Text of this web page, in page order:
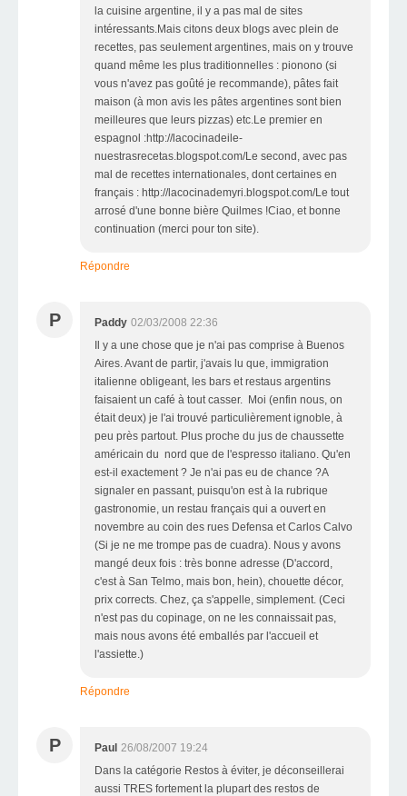
la cuisine argentine, il y a pas mal de sites
intéressants.Mais citons deux blogs avec plein de
recettes, pas seulement argentines, mais on y trouve
quand même les plus traditionnelles : pionono (si
vous n'avez pas goûté je recommande), pâtes fait
maison (à mon avis les pâtes argentines sont bien
meilleures que leurs pizzas) etc.Le premier en
espagnol :http://lacocinadeile-
nuestrasrecetas.blogspot.com/Le second, avec pas
mal de recettes internationales, dont certaines en
français : http://lacocinademyri.blogspot.com/Le tout
arrosé d'une bonne bière Quilmes !Ciao, et bonne
continuation (merci pour ton site).
Répondre
P Paddy 02/03/2008 22:36
Il y a une chose que je n'ai pas comprise à Buenos
Aires. Avant de partir, j'avais lu que, immigration
italienne obligeant, les bars et restaus argentins
faisaient un café à tout casser. Moi (enfin nous, on
était deux) je l'ai trouvé particulièrement ignoble, à
peu près partout. Plus proche du jus de chaussette
américain du nord que de l'espresso italiano. Qu'en
est-il exactement ? Je n'ai pas eu de chance ?A
signaler en passant, puisqu'on est à la rubrique
gastronomie, un restau français qui a ouvert en
novembre au coin des rues Defensa et Carlos Calvo
(Si je ne me trompe pas de cuadra). Nous y avons
mangé deux fois : très bonne adresse (D'accord,
c'est à San Telmo, mais bon, hein), chouette décor,
prix corrects. Chez, ça s'appelle, simplement. (Ceci
n'est pas du copinage, on ne les connaissait pas,
mais nous avons été emballés par l'accueil et
l'assiette.)
Répondre
P Paul 26/08/2007 19:24
Dans la catégorie Restos à éviter, je déconseillerai
aussi TRES fortement la plupart des restos de